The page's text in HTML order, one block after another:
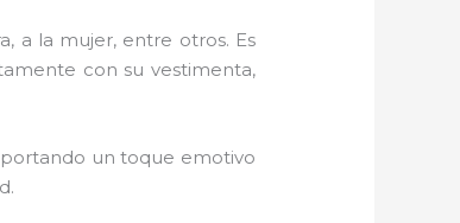
a la mujer, entre otros. Es
con su vestimenta,
un toque emotivo